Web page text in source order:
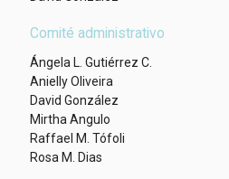
Comité administrativo
Ángela L. Gutiérrez C.
Anielly Oliveira
David González
Mirtha Angulo
Raffael M. Tófoli
Rosa M. Dias